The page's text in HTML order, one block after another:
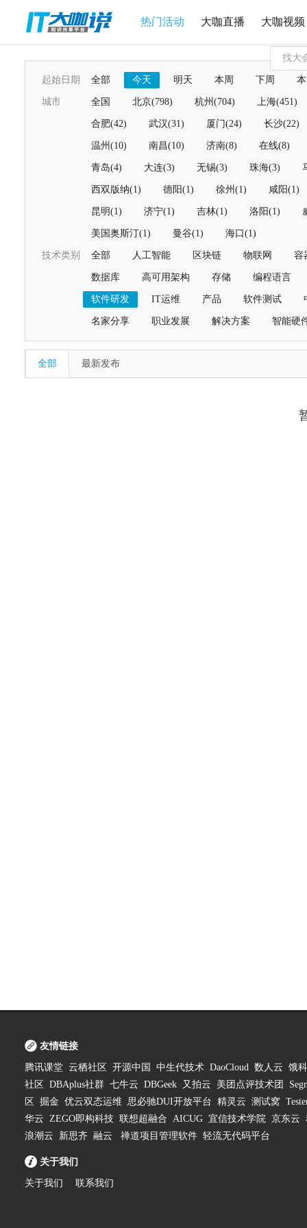
热门活动 大咖直播 大咖视频
起始日期 全部 今天 明天 本周 下周
城市 全国 北京(798) 杭州(704) 上海(451)
合肥(42) 武汉(31) 厦门(24) 长沙(22)
温州(10) 南昌(10) 济南(8) 在线(8)
青岛(4) 大连(3) 无锡(3) 珠海(3)
西双版纳(1) 德阳(1) 徐州(1) 咸阳(1)
昆明(1) 济宁(1) 吉林(1) 洛阳(1)
美国奥斯汀(1) 曼谷(1) 海口(1)
技术类别 全部 人工智能 区块链 物联网 容
数据库 高可用架构 存储 编程语言
软件研发 IT运维 产品 软件测试
名家分享 职业发展 解决方案 智能硬
全部 最新发布
友情链接
腾讯课堂 云栖社区 开源中国 中生代技术 DaoCloud 数人云 饿
社区
DBAplus社群 七牛云 DBGeek 又拍云 美团点评技术团
区
掘金 优云双态运维 思必驰DUI开放平台 精灵云 测试窝
华云 ZEGO即构科技 联想超融合 AICUG 宜信技术学院 京东云
浪潮云
新思齐 融云 禅道项目管理软件 轻流无代码平台
关于我们
关于我们 联系我们